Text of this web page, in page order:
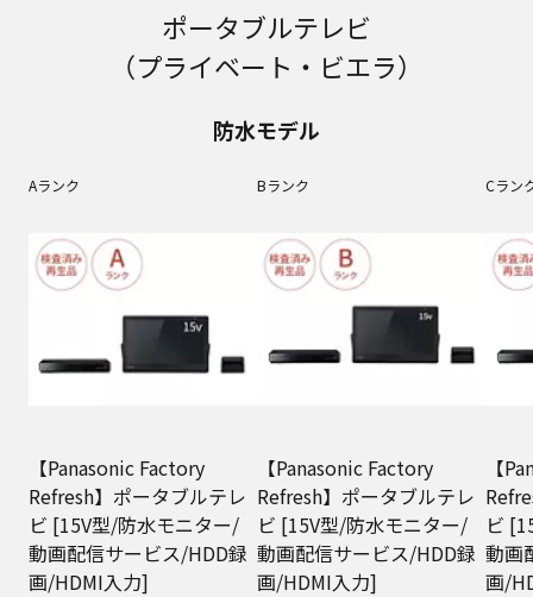
ポータブルテレビ
（プライベート・ビエラ）
防水モデル
Aランク
【Panasonic Factory
Refresh】ポータブルテレ
ビ [15V型/防水モニター/
動画配信サービス/HDD録
画/HDMI入力]
Bランク
【Panasonic Factory
Refresh】ポータブルテレ
ビ [15V型/防水モニター/
動画配信サービス/HDD録
画/HDMI入力]
Cラン
【
ビ
動画
画/